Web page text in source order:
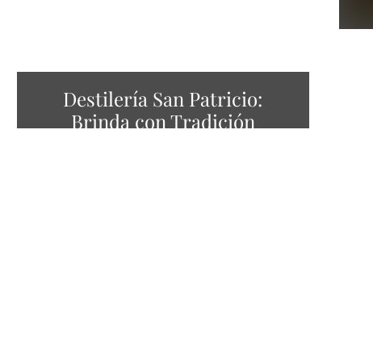
Destilería San Patricio:
Brinda con Tradición